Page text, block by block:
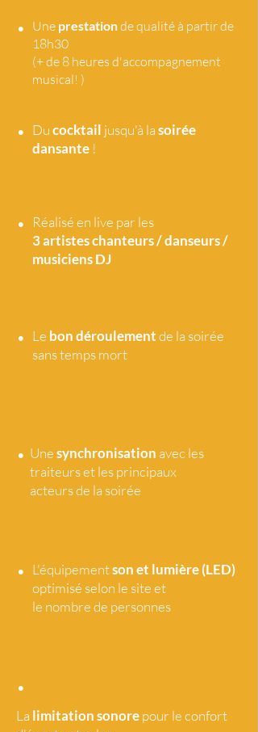
• Une prestationde qualité à partir de
18h30
(+ de 8 heures d'accompagnement
musical! )
• Ducocktail jusqu'à lasoirée
dansante !
•
Réalisé en live par les
3 artisteschanteurs / danseurs /
musiciens DJ
• Le bon déroulementde la soirée
sans temps mort
• Unesynchronisation avec les
traiteurs et les principaux
acteurs de la soirée
• L'équipementson et lumière (LED)
optimisé selon le site et
le nombre de personnes
•
La limitation sonorepour le confort